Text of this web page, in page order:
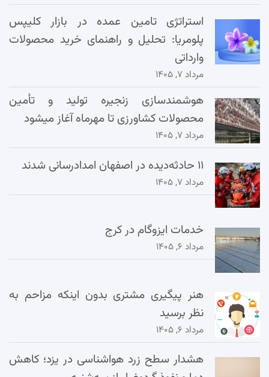
استراتژی تامین عمده در بازار کلیپس
پلومریا: تحلیل و راهنمای خرید محصولات
وارداتی
مرداد ۷, ۱۴۰۵
هوشمندسازی زنجیره تولید و تأمین
محصولات کشاورزی تا مهرماه آغاز میشود
مرداد ۷, ۱۴۰۵
۱۱ حادثه‌دیده در اصفهان امدادرسانی شدند
مرداد ۷, ۱۴۰۵
خدمات ایزوگام در کرج
مرداد ۶, ۱۴۰۵
هنر پیگیری مشتری بدون اینکه مزاحم به
نظر برسید
مرداد ۶, ۱۴۰۵
هشدار سطح زرد هواشناسی در یزد؛ کاهش